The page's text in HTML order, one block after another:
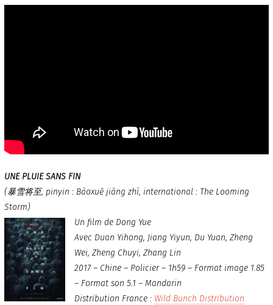
UNE PLUIE SANS FIN
(暴雪将至, pinyin : Bàoxuě jiāng zhì, international : The Looming
Storm)
Un film de Dong Yue
Avec Duan Yihong, Jiang Yiyun, Du Yuan, Zheng
Wei, Zheng Chuyi, Zhang Lin
2017 – Chine – Policier – 1h59 – Format image 1.85
– Format son 5.1 – Mandarin
Distribution France : Wild Bunch Distribution